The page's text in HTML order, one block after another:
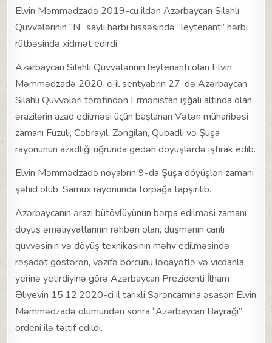
Elvin Məmmədzadə 2019-cu ildən Azərbaycan Silahlı
Qüvvələrinin “N” saylı hərbi hissəsində “leytenant” hərbi
rütbəsində xidmət edirdi.
Azərbaycan Silahlı Qüvvələrinin leytenantı olan Elvin
Məmmədzadə 2020-ci il sentyabrın 27-də Azərbaycan
Silahlı Qüvvələri tərəfindən Ermənistan işğalı altında olan
ərazilərin azad edilməsi üçün başlanan Vətən müharibəsi
zamanı Füzuli, Cəbrayıl, Zəngilan, Qubadlı və Şuşa
rayonunun azadlığı uğrunda gedən döyüşlərdə iştirak edib.
Elvin Məmmədzadə noyabrın 9-da Şuşa döyüşləri zamanı
şəhid olub. Samux rayonunda torpağa tapşırılıb.
Azərbaycanın ərazi bütövlüyünün bərpa edilməsi zamanı
döyüş əməliyyatlarının rəhbəri olan, düşmənin canlı
qüvvəsinin və döyüş texnikasının məhv edilməsində
rəşadət göstərən, vəzifə borcunu ləqayətlə və vicdanla
yerinə yetirdiyinə görə Azərbaycan Prezidenti İlham
Əliyevin 15.12.2020-ci il tarixli Sərəncamına əsasən Elvin
Məmmədzadə ölümündən sonra “Azərbaycan Bayrağı”
ordeni ilə təltif edildi.